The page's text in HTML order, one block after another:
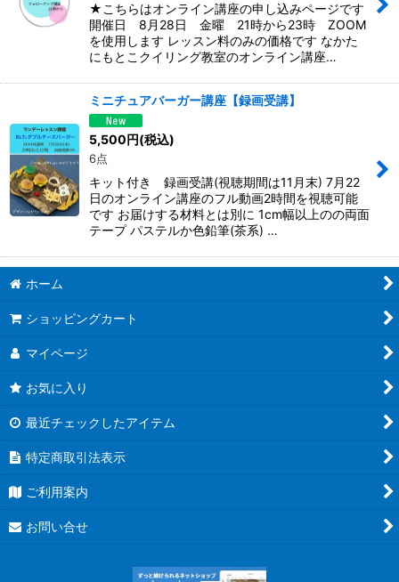
★こちらはオンライン講座の申し込みページです
開催日 8月28日 金曜 21時から23時 ZOOM
を使用します レッスン料のみの価格です なかた
にもとこクイリング教室のオンライン講座…
ミニチュアバーガー講座【録画受講】
5,500円(税込)
6点
キット付き 録画受講(視聴期間は11月末) 7月22
日のオンライン講座のフル動画2時間を視聴可能
です お届けする材料とは別に 1cm幅以上のの両面
テープ パステルか色鉛筆(茶系) …
ホーム
ショッピングカート
マイページ
お気に入り
最近チェックしたアイテム
特定商取引法表示
ご利用案内
お問い合せ